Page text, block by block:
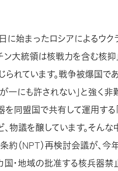
始まったロシアによるウク
ン大統領は核戦力を含む核
られています。戦争被爆国で
一にも許されない」と強く
を同盟国で共有して運用す
、物議を醸しています。そん
約（NPT）再検討会議が、
国・地域の批准する核兵器